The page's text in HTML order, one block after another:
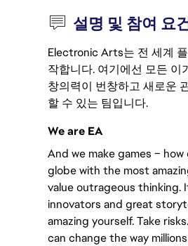
설명 및 참여 요
Electronic Arts는 전 세계
작합니다. 여기에선 모든
창의력이 번창하고 새로운
할 수 있는 팀입니다.
We are EA
And we make games –
globe with the most
value outrageous thinking.
innovators and great
amazing yourself. Take
can change the way